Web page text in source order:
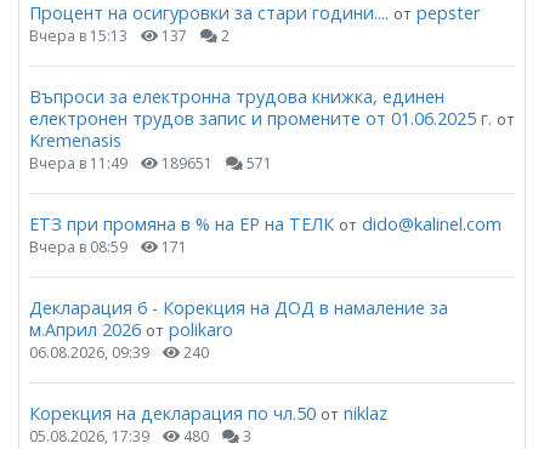
Процент на осигуровки за стари години.... от pepster
Вчера в 15:13 137 2
Въпроси за електронна трудова книжка, единен
електронен трудов запис и промените от 01.06.2025 г. от
Kremenasis
Вчера в 11:49 189651 571
ЕТЗ при промяна в % на ЕР на ТЕЛК от dido@kalinel.com
Вчера в 08:59 171
Декларация 6 - Корекция на ДОД в намаление за
м.Април 2026 от polikaro
06.08.2026, 09:39 240
Корекция на декларация по чл.50 от niklaz
05.08.2026, 17:39 480 3